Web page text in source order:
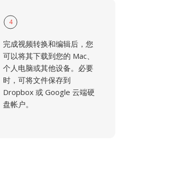
4
完成视频转换和编辑后，您
可以将其下载到您的 Mac、
个人电脑或其他设备。必要
时，可将文件保存到
Dropbox 或 Google 云端硬
盘帐户。